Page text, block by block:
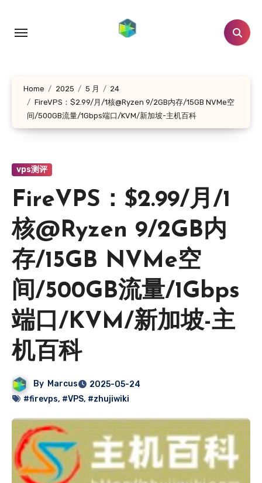
Home 2025 5 月
24
FireVPS：$2.99/月/1核@Ryzen 9/2GB内存/15GB NVMe空
间/500GB流量/1Gbps端口/KVM/新加坡-主机百科
vps测评
FireVPS：$2.99/月/1
核@Ryzen 9/2GB内
存/15GB NVMe空
间/500GB流量/1Gbps
端口/KVM/新加坡-主
机百科
By Marcus
2025-05-24
#firevps, #VPS, #zhujiwiki